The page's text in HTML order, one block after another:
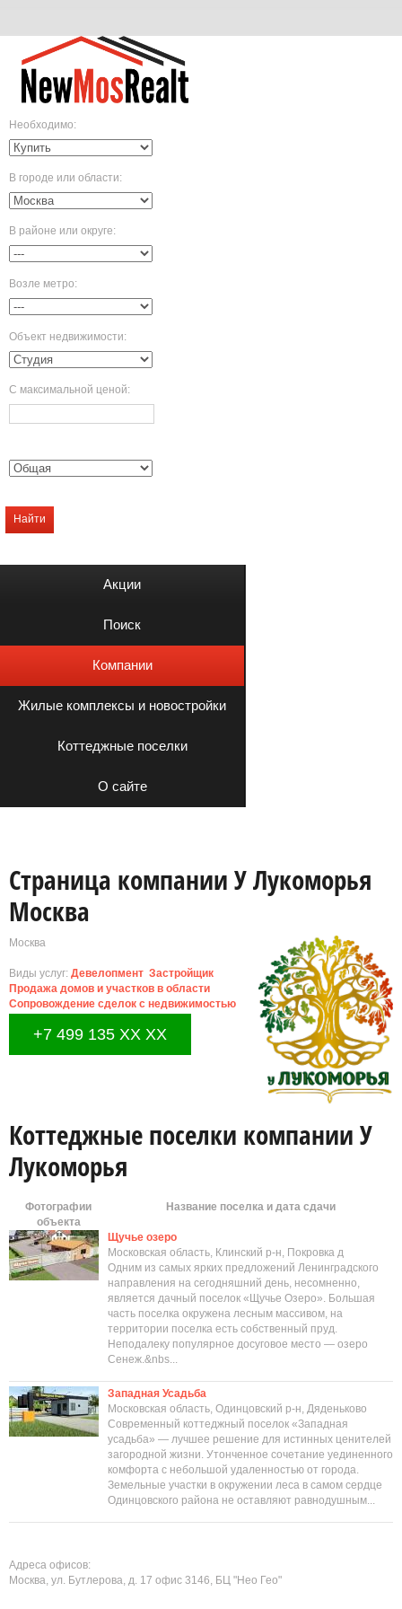
Необходимо:
В городе или области:
В районе или округе:
Возле метро:
Объект недвижимости:
С максимальной ценой:
Найти
Акции
Поиск
Компании
Жилые комплексы и новостройки
Коттеджные поселки
О сайте
Страница компании У Лукоморья
Москва
Москва
Виды услуг: Девелопмент Застройщик
Продажа домов и участков в области
Сопровождение сделок с недвижимостью
+7 499 135 XX XX
Коттеджные поселки компании У
Лукоморья
Фотографии
объекта
Название поселка и дата сдачи
Щучье озеро
Московская область, Клинский р-н, Покровка д
Одним из самых ярких предложений Ленинградского
направления на сегодняшний день, несомненно,
является дачный поселок «Щучье Озеро». Большая
часть поселка окружена лесным массивом, на
территории поселка есть собственный пруд.
Неподалеку популярное досуговое место — озеро
Сенеж.&nbs...
Западная Усадьба
Московская область, Одинцовский р-н, Дяденьково
Современный коттеджный поселок «Западная
усадьба» — лучшее решение для истинных ценителей
загородной жизни. Утонченное сочетание уединенного
комфорта с небольшой удаленностью от города.
Земельные участки в окружении леса в самом сердце
Одинцовского района не оставляют равнодушным...
Адреса офисов:
Москва, ул. Бутлерова, д. 17 офис 3146, БЦ "Нео Гео"